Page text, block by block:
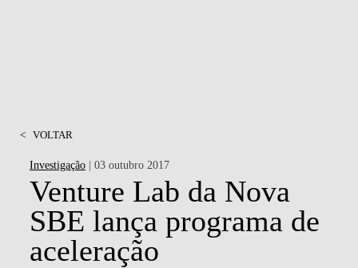
< VOLTAR
Investigação| 03 outubro 2017
Venture Lab da Nova
SBE lança programa de
aceleração